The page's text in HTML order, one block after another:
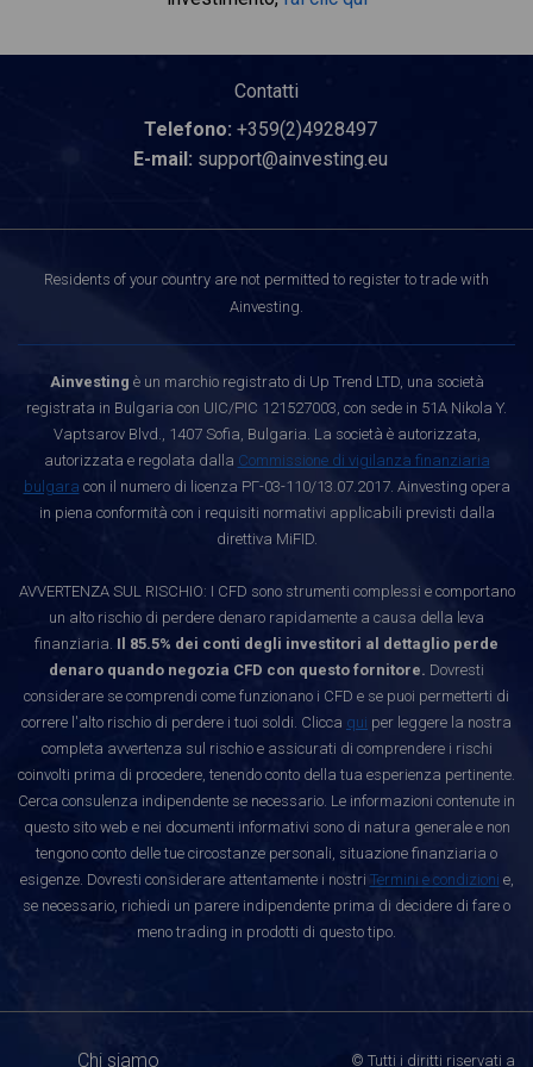
Contatti
Telefono: +359(2)4928497
E-mail: support@ainvesting.eu
Residents of your country are not permitted to register to trade with
Ainvesting.
Ainvesting è un marchio registrato di Up Trend LTD, una società
registrata in Bulgaria con UIC/PIC 121527003, con sede in 51A Nikola Y.
Vaptsarov Blvd., 1407 Sofia, Bulgaria. La società è autorizzata,
autorizzata e regolata dalla Commissione di vigilanza finanziaria
bulgara con il numero di licenza РГ-03-110/13.07.2017. Ainvesting opera
in piena conformità con i requisiti normativi applicabili previsti dalla
direttiva MiFID.
AVVERTENZA SUL RISCHIO: I CFD sono strumenti complessi e comportano
un alto rischio di perdere denaro rapidamente a causa della leva
finanziaria. Il 85.5% dei conti degli investitori al dettaglio perde
denaro quando negozia CFD con questo fornitore. Dovresti
considerare se comprendi come funzionano i CFD e se puoi permetterti di
correre l'alto rischio di perdere i tuoi soldi. Clicca qui per leggere la nostra
completa avvertenza sul rischio e assicurati di comprendere i rischi
coinvolti prima di procedere, tenendo conto della tua esperienza pertinente.
Cerca consulenza indipendente se necessario. Le informazioni contenute in
questo sito web e nei documenti informativi sono di natura generale e non
tengono conto delle tue circostanze personali, situazione finanziaria o
esigenze. Dovresti considerare attentamente i nostri Termini e condizioni e,
se necessario, richiedi un parere indipendente prima di decidere di fare o
meno trading in prodotti di questo tipo.
Chi siamo © Tutti i diritti riservati a